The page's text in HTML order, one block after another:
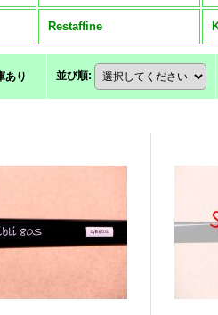
Restaffine
あり 並び順: